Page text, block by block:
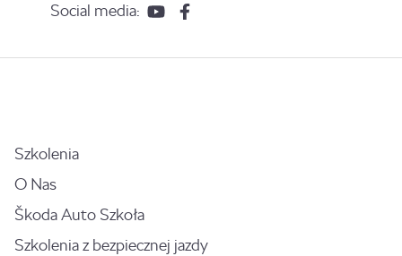
Social media:
Szkolenia
O Nas
Škoda Auto Szkoła
Szkolenia z bezpiecznej jazdy